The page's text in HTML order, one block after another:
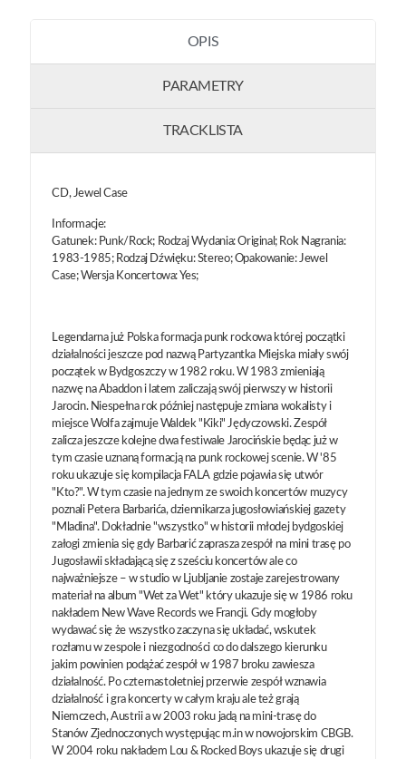
OPIS
PARAMETRY
TRACKLISTA
CD, Jewel Case
Informacje:
Gatunek: Punk/Rock; Rodzaj Wydania: Original; Rok Nagrania:
1983-1985; Rodzaj Dźwięku: Stereo; Opakowanie: Jewel
Case; Wersja Koncertowa: Yes;
Legendarna już Polska formacja punk rockowa której początki
działalności jeszcze pod nazwą Partyzantka Miejska miały swój
początek w Bydgoszczy w 1982 roku. W 1983 zmieniają
nazwę na Abaddon i latem zaliczają swój pierwszy w historii
Jarocin. Niespełna rok później następuje zmiana wokalisty i
miejsce Wolfa zajmuje Waldek "Kiki" Jędyczowski. Zespół
zalicza jeszcze kolejne dwa festiwale Jarocińskie będąc już w
tym czasie uznaną formacją na punk rockowej scenie. W '85
roku ukazuje się kompilacja FALA gdzie pojawia się utwór
"Kto?". W tym czasie na jednym ze swoich koncertów muzycy
poznali Petera Barbarića, dziennikarza jugosłowiańskiej gazety
"Mladina". Dokładnie "wszystko" w historii młodej bydgoskiej
załogi zmienia się gdy Barbarić zaprasza zespół na mini trasę po
Jugosławii składającą się z sześciu koncertów ale co
najważniejsze – w studio w Ljubljanie zostaje zarejestrowany
materiał na album "Wet za Wet" który ukazuje się w 1986 roku
nakładem New Wave Records we Francji. Gdy mogłoby
wydawać się że wszystko zaczyna się układać, wskutek
rozłamu w zespole i niezgodności co do dalszego kierunku
jakim powinien podążać zespół w 1987 broku zawiesza
działalność. Po czternastoletniej przerwie zespół wznawia
działalność i gra koncerty w całym kraju ale też grają
Niemczech, Austrii a w 2003 roku jadą na mini-trasę do
Stanów Zjednoczonych występując m.in w nowojorskim CBGB.
W 2004 roku nakładem Lou & Rocked Boys ukazuje się drugi